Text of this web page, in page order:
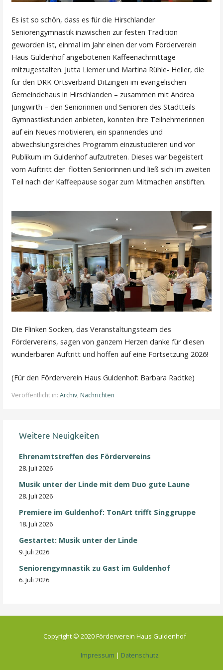
Es ist so schön, dass es für die Hirschlander
Seniorengymnastik inzwischen zur festen Tradition
geworden ist, einmal im Jahr einen der vom Förderverein
Haus Guldenhof angebotenen Kaffeenachmittage
mitzugestalten. Jutta Liemer und Martina Rühle- Heller, die
für den DRK-Ortsverband Ditzingen im evangelischen
Gemeindehaus in Hirschlanden – zusammen mit Andrea
Jungwirth – den Seniorinnen und Senioren des Stadtteils
Gymnastikstunden anbieten, konnten ihre Teilnehmerinnen
auf ein Neues motivieren, ein spannendes und
abwechslungsreiches Programm einzustudieren und vor
Publikum im Guldenhof aufzutreten. Dieses war begeistert
vom Auftritt der flotten Seniorinnen und ließ sich im zweiten
Teil nach der Kaffeepause sogar zum Mitmachen anstiften.
Die Flinken Socken, das Veranstaltungsteam des
Fördervereins, sagen von ganzem Herzen danke für diesen
wunderbaren Auftritt und hoffen auf eine Fortsetzung 2026!
(Für den Förderverein Haus Guldenhof: Barbara Radtke)
Veröffentlicht in:Archiv, Nachrichten
Weitere Neuigkeiten
Ehrenamtstreffen des Fördervereins
28. Juli 2026
Musik unter der Linde mit dem Duo gute Laune
28. Juli 2026
Premiere im Guldenhof: TonArt trifft Singgruppe
18. Juli 2026
Gestartet: Musik unter der Linde
9. Juli 2026
Seniorengymnastik zu Gast im Guldenhof
6. Juli 2026
Copyright © 2020 Förderverein Haus Guldenhof
Impressum | Datenschutz